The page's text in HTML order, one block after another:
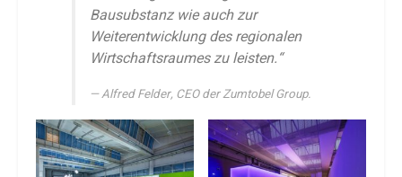
Bausubstanz wie auch zur
Weiterentwicklung des regionalen
Wirtschaftsraumes zu leisten.“
Alfred Felder, CEO der Zumtobel Group.